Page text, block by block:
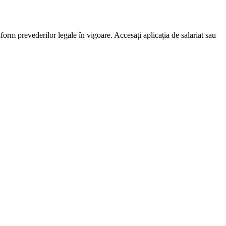
prevederilor legale în vigoare. Accesați aplicația de salariat sau